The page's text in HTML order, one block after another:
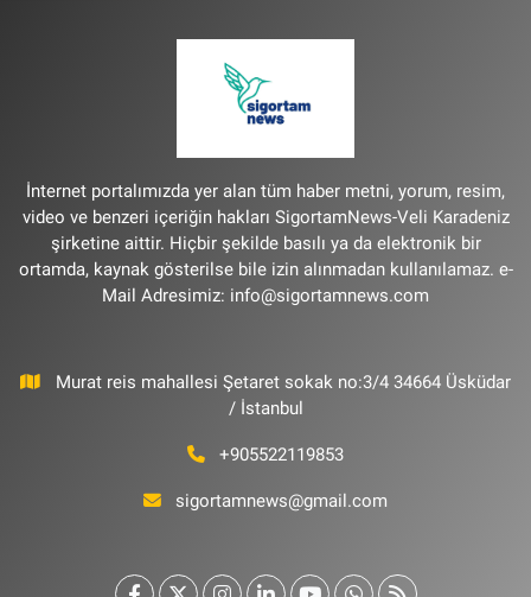
İnternet portalımızda yer alan tüm haber metni, yorum, resim,
video ve benzeri içeriğin hakları SigortamNews-Veli Karadeniz
şirketine aittir. Hiçbir şekilde basılı ya da elektronik bir
ortamda, kaynak gösterilse bile izin alınmadan kullanılamaz. e-
Mail Adresimiz: info@sigortamnews.com
Murat reis mahallesi Şetaret sokak no:3/4 34664 Üsküdar
/ İstanbul
+905522119853
sigortamnews@gmail.com